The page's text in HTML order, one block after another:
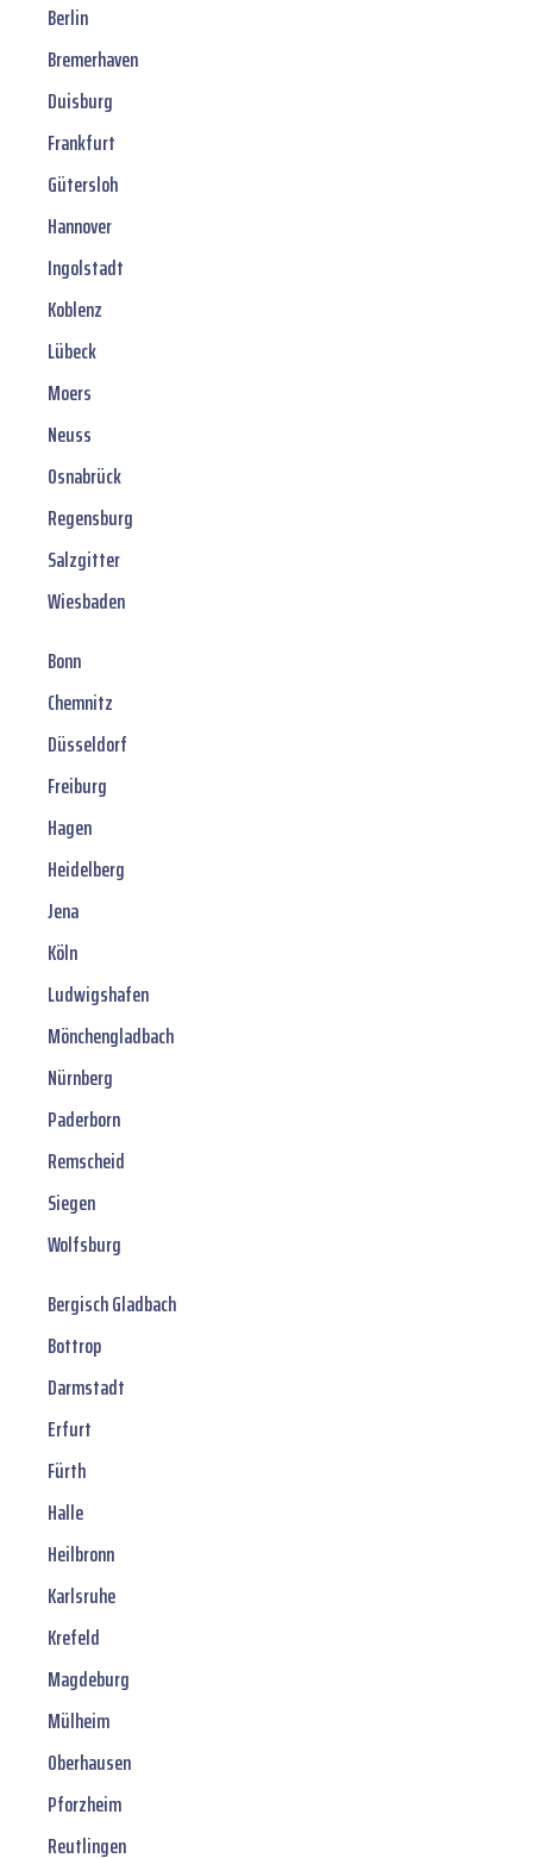
Berlin
Bremerhaven
Duisburg
Frankfurt
Gütersloh
Hannover
Ingolstadt
Koblenz
Lübeck
Moers
Neuss
Osnabrück
Regensburg
Salzgitter
Wiesbaden
Bonn
Chemnitz
Düsseldorf
Freiburg
Hagen
Heidelberg
Jena
Köln
Ludwigshafen
Mönchengladbach
Nürnberg
Paderborn
Remscheid
Siegen
Wolfsburg
Bergisch Gladbach
Bottrop
Darmstadt
Erfurt
Fürth
Halle
Heilbronn
Karlsruhe
Krefeld
Magdeburg
Mülheim
Oberhausen
Pforzheim
Reutlingen